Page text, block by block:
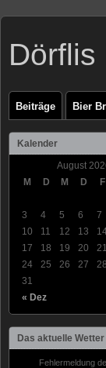
Dörflis
Beiträge Bier
Kalender
August
M
D M D F
« Dez
3
4 5 6 7
10
11 12 13
17
18 19 20 21
24
25 26 27 28
31
Das aktuelle Wetter
Fehlermeldung